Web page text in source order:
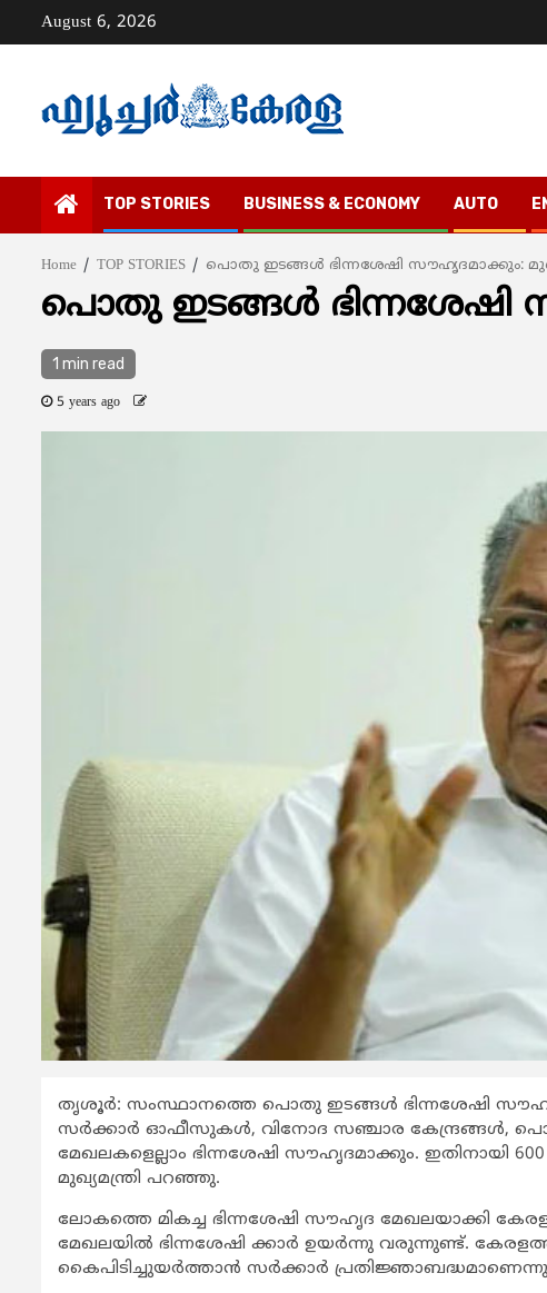
August 6, 2026
TOP STORIES BUSINESS & ECONOMY AUTO
Home TOP STORIES പൊതു ഇടങ്ങള്‍ ഭിന്നശേഷി സൗഹൃദമാക്കും:
പൊതു ഇടങ്ങള്‍ ഭിന്നശേഷി
1 min read
5 years ago
തൃശൂര്‍: സംസ്ഥാനത്തെ പൊതു ഇടങ്ങള്‍ ഭിന്നശേഷി
സര്‍ക്കാര്‍ ഓഫീസുകള്‍, വിനോദ സഞ്ചാര കേന്ദ്രങ്ങള്‍,
മേഖലകളെല്ലാം ഭിന്നശേഷി സൗഹൃദമാക്കും. ഇതിനായി
മുഖ്യമന്ത്രി പറഞ്ഞു.
ലോകത്തെ മികച്ച ഭിന്നശേഷി സൗഹൃദ മേഖലയാക്കി
മേഖലയില്‍ ഭിന്നശേഷി ക്കാര്‍ ഉയര്‍ന്നു വരുന്നുണ്ട്.
കൈപിടിച്ചുയര്‍ത്താന്‍ സര്‍ക്കാര്‍